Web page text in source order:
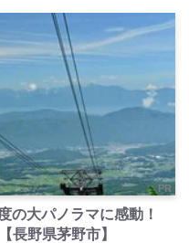
PR
の大パノラマに感動！
長野県茅野市】